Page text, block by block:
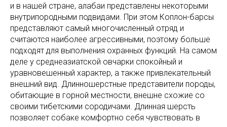
и в нашей стране, алабаи представлены некоторыми
внутрипородными подвидами. При этом Коплон-барсы
представляют самый многочисленный отряд и
считаются наиболее агрессивными, поэтому больше
подходят для выполнения охранных функций. На самом
деле у среднеазиатской овчарки спокойный и
уравновешенный характер, а также привлекательный
внешний вид. Длинношерстные представители породы,
обитающие в горной местности, внешне схожие со
своими тибетскими сородичами. Длинная шерсть
позволяет собаке комфортно себя чувствовать в